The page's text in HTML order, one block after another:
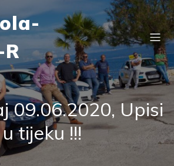
09.06.2020, Upisi
u tijeku !!!